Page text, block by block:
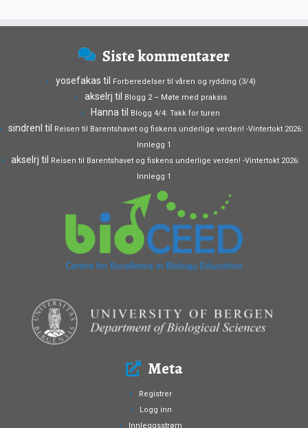
Siste kommentarer
yosefakas til Forberedelser til våren og rydding (3/4)
akselrj til Blogg 2 – Møte med praksis
Hanna til Blogg 4/4: Takk for turen
sindrenl til Reisen til Barentshavet og fiskens underlige verden! -Vintertokt 2026:
Innlegg 1
akselrj til Reisen til Barentshavet og fiskens underlige verden! -Vintertokt 2026:
Innlegg 1
Meta
Registrer
Logg inn
Innleggsstrøm